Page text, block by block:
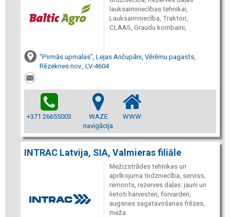
lauksaimniecības tehnikai,
Lauksaimniecība, Traktori,
CLAAS, Graudu kombaini,
"Pirmās upmalas", Lejas Ančupāni, Vērēmu pagasts,
Rēzeknes nov., LV-4604
+371 26655003
WAZE
navigācija
WWW
INTRAC Latvija, SIA, Valmieras filiāle
Mežizstrādes tehnikas un
aprīkojuma tirdzniecība, serviss,
remonts, rezerves daļas: jauni un
lietoti harvesteri, forvarderi,
augsnes sagatavošanas frēzes,
meža